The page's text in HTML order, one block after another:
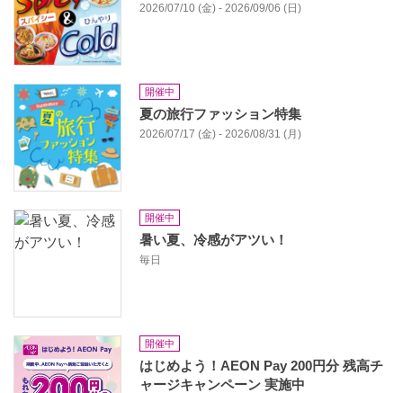
2026/07/10 (金) - 2026/09/06 (日)
開催中
夏の旅行ファッション特集
2026/07/17 (金) - 2026/08/31 (月)
開催中
暑い夏、冷感がアツい！
毎日
開催中
はじめよう！AEON Pay 200円分 残高チ
ャージキャンペーン 実施中